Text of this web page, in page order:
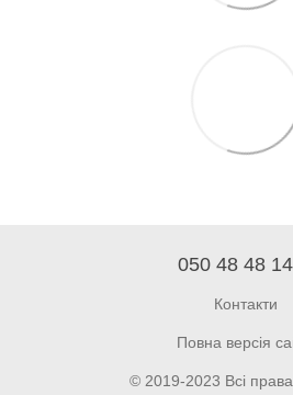
050 48 48
Контакти
Повна версія
© 2019-2023 Всі